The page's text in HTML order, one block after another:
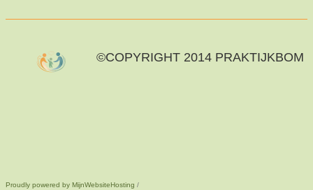
©COPYRIGHT 2014 PRAKTIJKBOM
Proudly powered by MijnWebsiteHosting /